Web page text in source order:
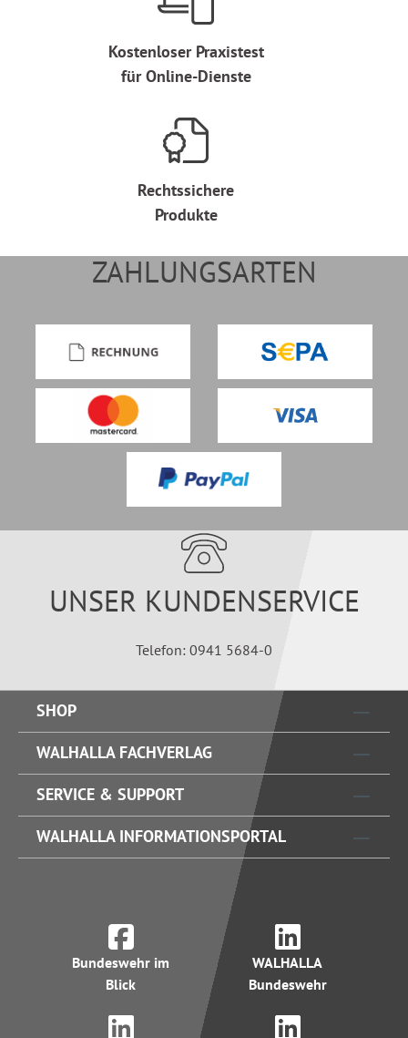
Kostenloser Praxistest
für Online-Dienste
Rechtssichere
Produkte
ZAHLUNGSARTEN
UNSER KUNDENSERVICE
Telefon: 0941 5684-0
SHOP
WALHALLA FACHVERLAG
SERVICE & SUPPORT
WALHALLA INFORMATIONSPORTAL
Bundeswehr im
Blick
WALHALLA
Bundeswehr